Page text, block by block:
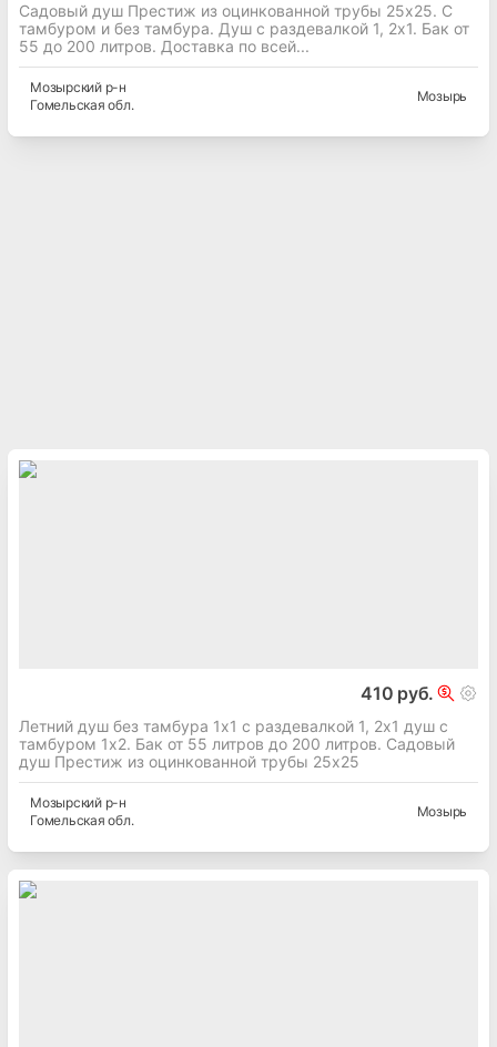
Садовый душ Престиж из оцинкованной трубы 25х25. С
тамбуром и без тамбура. Душ с раздевалкой 1, 2х1. Бак от
55 до 200 литров. Доставка по всей...
Мозырскийр-н
Гомельская обл.
Мозырь
410 руб.
Летний душ без тамбура 1х1 с раздевалкой 1, 2х1 душ с
тамбуром 1х2. Бак от 55 литров до 200 литров. Садовый
душ Престиж из оцинкованной трубы 25х25
Мозырскийр-н
Гомельская обл.
Мозырь